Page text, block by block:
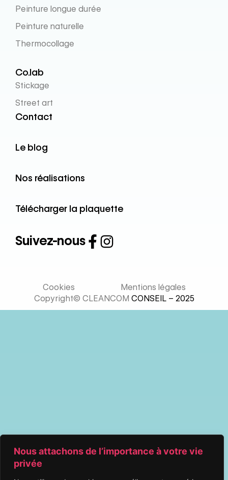
Nous attachons de l’importance à votre vie
privée
Peinture longue durée
Peinture naturelle
Thermocollage
Co.lab
Stickage
Street art
Contact
Le blog
Nos réalisations
Télécharger la plaquette
Suivez-nous
Cookies
Mentions légales
Copyright© CLEANCOM CONSEIL – 2025